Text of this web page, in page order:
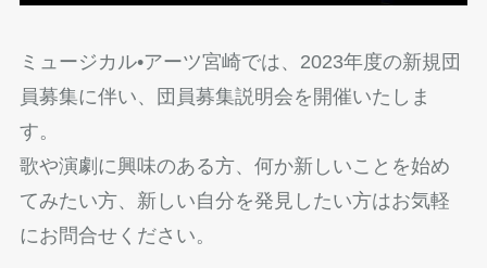
ミュージカル•アーツ宮崎では、2023年度の新規団
員募集に伴い、団員募集説明会を開催いたしま
す。
歌や演劇に興味のある方、何か新しいことを始め
てみたい方、新しい自分を発見したい方はお気軽
にお問合せください。